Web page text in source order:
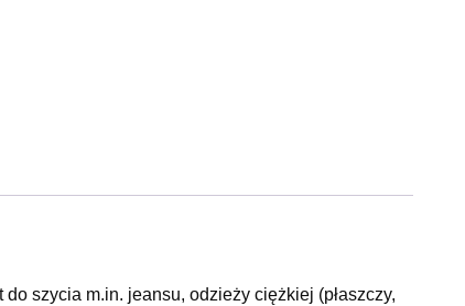
szycia m.in. jeansu, odzieży ciężkiej (płaszczy,